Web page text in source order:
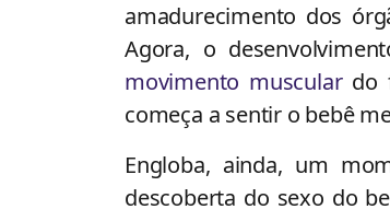
amadurecimento dos
Agora, o
movimento musculardo
começa a sentir o bebê
Engloba, ainda, um
descoberta do sexo do